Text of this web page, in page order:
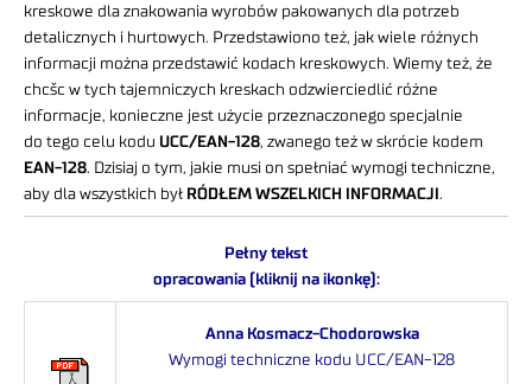
kreskowe dla znakowania wyrobów pakowanych dla potrzeb
detalicznych i hurtowych. Przedstawiono też, jak wiele różnych
informacji można przedstawić kodach kreskowych. Wiemy też, że
chcšc w tych tajemniczych kreskach odzwierciedlić różne
informacje, konieczne jest użycie przeznaczonego specjalnie
do tego celu kodu UCC/EAN-128, zwanego też w skrócie kodem
EAN-128. Dzisiaj o tym, jakie musi on spełniać wymogi techniczne,
aby dla wszystkich był RÓDŁEM WSZELKICH INFORMACJI .
Pełny tekst
opracowania (kliknij na ikonkę):
Anna Kosmacz-Chodorowska
Wymogi techniczne kodu UCC/EAN-128